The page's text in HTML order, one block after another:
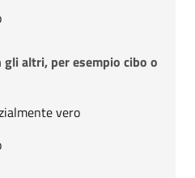
altri, per esempio cibo o
vero